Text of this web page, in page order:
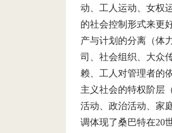
动、工人运动、女权
的社会控制形式来更
产与计划的分离（体
司、社会组织、大众
赖、工人对管理者的
主义社会的特权阶层
活动、政治活动、家
调体现了桑巴特在20